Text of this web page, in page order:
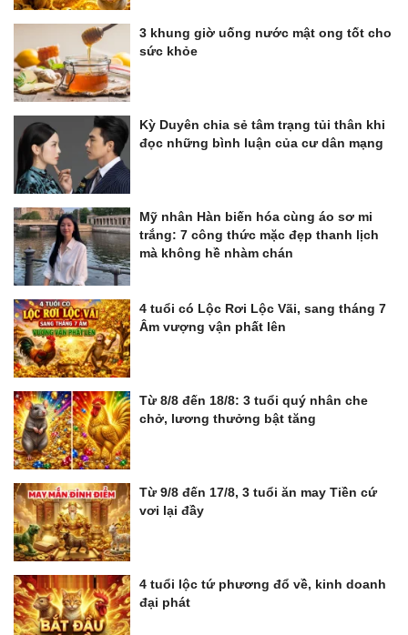
3 khung giờ uống nước mật ong tốt cho
sức khỏe
Kỳ Duyên chia sẻ tâm trạng tủi thân khi
đọc những bình luận của cư dân mạng
Mỹ nhân Hàn biến hóa cùng áo sơ mi
trắng: 7 công thức mặc đẹp thanh lịch
mà không hề nhàm chán
4 tuổi có Lộc Rơi Lộc Vãi, sang tháng 7
Âm vượng vận phất lên
Từ 8/8 đến 18/8: 3 tuổi quý nhân che
chở, lương thưởng bật tăng
Từ 9/8 đến 17/8, 3 tuổi ăn may Tiền cứ
vơi lại đầy
4 tuổi lộc tứ phương đổ về, kinh doanh
đại phát